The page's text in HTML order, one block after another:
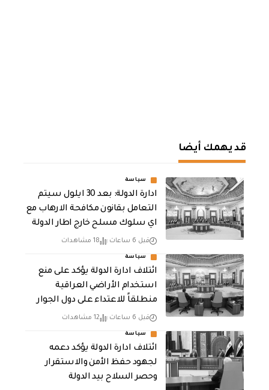
قد يهمك أيضا
سياسة
ادارة الدولة: بعد 30 ايلول سيتم
التعامل بقانون مكافحة الارهاب مع
اي سلوك مسلح خارج اطار الدولة
قبل 6 ساعات 18 مشاهدات
سياسة
ائتلاف ادارة الدولة يؤكد على منع
استخدام الأراضي العراقية
منطلقاً للاعتداء على دول الجوار
قبل 6 ساعات 12 مشاهدات
سياسة
ائتلاف ادارة الدولة يؤكد دعمه
لجهود حفظ الأمن والاستقرار
وحصر السلاح بيد الدولة